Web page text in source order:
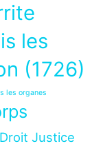
les
(1726)
les organes
Droit Justice